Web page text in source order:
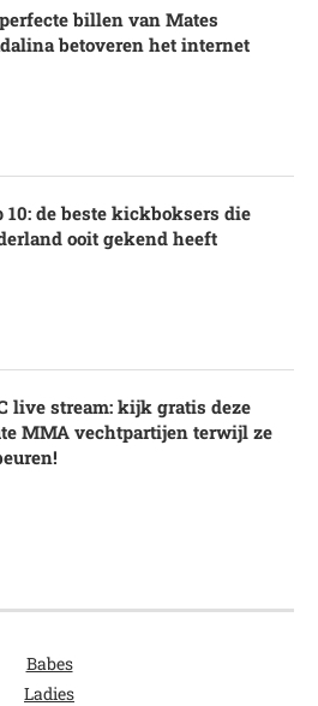
billen van Mates
betoveren het internet
10: de beste kickboksers die
ooit gekend heeft
live stream: kijk gratis deze
MMA vechtpartijen terwijl ze
Babes
Ladies